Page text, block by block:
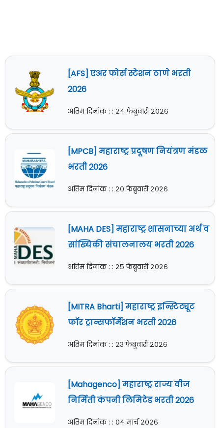
[AFS] एअर फोर्स स्टेशन ठाणे भरती
2026
अंतिम दिनांक : : २४ फेब्रुवारी २०२६
[MPCB] महाराष्ट्र प्रदूषण नियंत्रण मंडळ
भरती 2026
अंतिम दिनांक : : २० फेब्रुवारी २०२६
[MAHA DES] महाराष्ट्र शासनाच्या अर्थ व
सांख्यिकी संचालनालय भरती 2026
अंतिम दिनांक : : २५ फेब्रुवारी २०२६
[MITRA Bharti] महाराष्ट्र इन्स्टिट्यूट
फॉर ट्रान्सफॉर्मेशन भरती 2026
अंतिम दिनांक : : २३ फेब्रुवारी २०२६
[Mahagenco] महाराष्ट्र राज्य वीज
निर्मिती कंपनी लिमिटेड भरती 2026
अंतिम दिनांक : : ०४ मार्च २०२६